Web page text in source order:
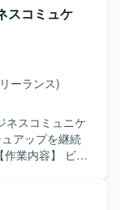
スコミュケ
ーランス)
ネスコミュニケ
アップを継続
だきます。既